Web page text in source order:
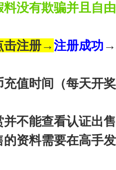
料没有欺骗并且自
击注册→注册成功 →
充值时间（每天开
并不能查看认证出
资料需要在高手